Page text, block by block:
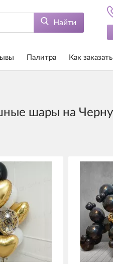
Найти
Палитра Как
шары на